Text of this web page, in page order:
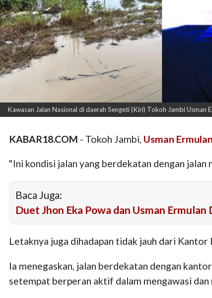
Kawasan Jalan Nasional di daerah Sengeti (Kiri) Tokoh Jambi Usman
KABAR18.COM - Tokoh Jambi, Usman Ermulan
"Ini kondisi jalan yang berdekatan dengan
Baca Juga:
Duet Jhon Eka Powa dan Usman
Letaknya juga dihadapan tidak jauh dari
Ia menegaskan, jalan berdekatan dengan
setempat berperan aktif dalam mengawasi